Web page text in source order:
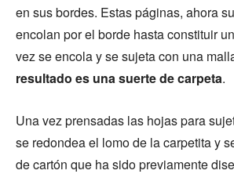
en sus bordes. Estas páginas, ahora
encolan por el borde hasta constituir
vez se encola y se sujeta con una
resultado es una suerte de carpeta.
Una vez prensadas las hojas para
se redondea el lomo de la carpetita y
de cartón que ha sido previamente